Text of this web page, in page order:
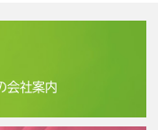
会社案内